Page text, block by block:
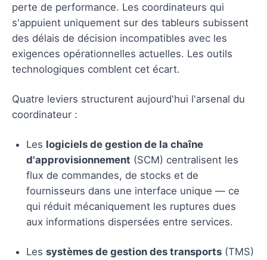
perte de performance. Les coordinateurs qui
s'appuient uniquement sur des tableurs subissent
des délais de décision incompatibles avec les
exigences opérationnelles actuelles. Les outils
technologiques comblent cet écart.
Quatre leviers structurent aujourd'hui l'arsenal du
coordinateur :
Les logiciels de gestion de la chaîne
d'approvisionnement (SCM) centralisent les
flux de commandes, de stocks et de
fournisseurs dans une interface unique — ce
qui réduit mécaniquement les ruptures dues
aux informations dispersées entre services.
Les systèmes de gestion des transports (TMS)